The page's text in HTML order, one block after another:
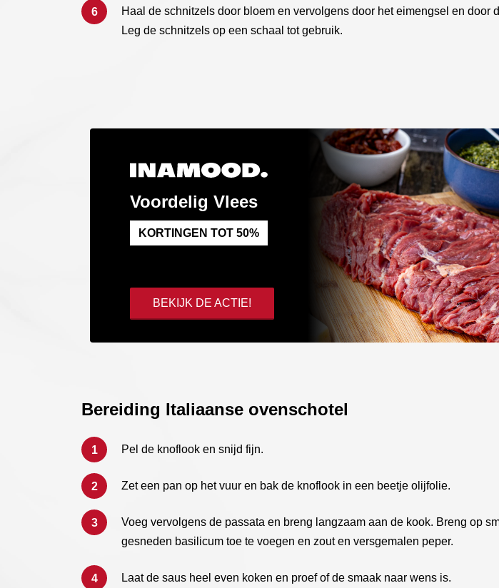
Haal de schnitzels door bloem en vervolgens door het eimengsel en door
Leg de schnitzels op een schaal tot gebruik.
Voordelig Vlees
KORTINGEN TOT 50%
BEKIJK DE ACTIE!
Bereiding Italiaanse ovenschotel
Pel de knoflook en snijd fijn.
Zet een pan op het vuur en bak de knoflook in een beetje olijfolie.
Voeg vervolgens de passata en breng langzaam aan de kook. Breng op
gesneden basilicum toe te voegen en zout en versgemalen peper.
Laat de saus heel even koken en proef of de smaak naar wens is.